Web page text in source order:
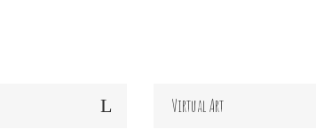
Virtual Art